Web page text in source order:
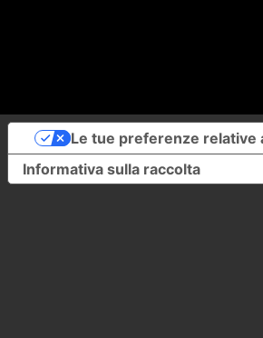
Informativa sulla raccolta
Le tue preferenze relative